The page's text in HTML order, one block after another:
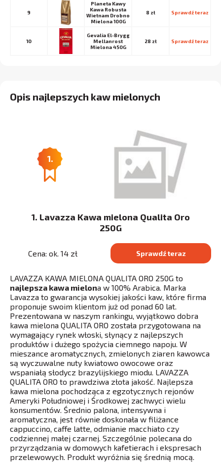
9
Planeta Kawy
Kawa Robusta
Wietnam Drobno
Mielona 100G
8 zł Sprawdź teraz
10
Gevalia El-Brygg
Mellanrost
Mielona 450G
28 zł Sprawdź teraz
Opis najlepszych kaw mielonych
1.
1. Lavazza Kawa mielona Qualita Oro
250G
Cena: ok. 14 zł Sprawdź teraz
LAVAZZA KAWA MIELONA QUALITA ORO 250G to
najlepsza kawa mielona w 100% Arabica. Marka
Lavazza to gwarancja wysokiej jakości kaw, które firma
proponuje swoim klientom już od ponad 60 lat.
Prezentowana w naszym rankingu, wyjątkowo dobra
kawa mielona QUALITA ORO została przygotowana na
wymagający rynek włoski, słynący z najlepszych
produktów i dużego spożycia ciemnego napoju. W
mieszance aromatycznych, zmielonych ziaren kawowca
są wyczuwalne nuty kwiatowo owocowe oraz
wspaniałą słodycz brazylijskiego miodu. LAVAZZA
QUALITA ORO to prawdziwa złota jakość. Najlepsza
kawa mielona pochodząca z egzotycznych rejonów
Ameryki Południowej i Środkowej zachwyci wielu
konsumentów. Średnio palona, intensywna i
aromatyczna, jest równie doskonała w filiżance
cappuccino, caffe latte, odmianie macchiato czy
codziennej małej czarnej. Szczególnie polecana do
przyrządzania w domowych kafetierach i ekspresach
przelewowych. Produkt wyróżnia się średnią mocą.